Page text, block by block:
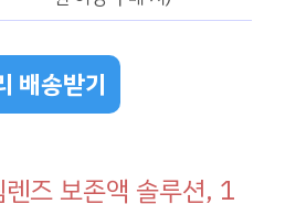
배송받기
즈 보존액 솔루션, 1